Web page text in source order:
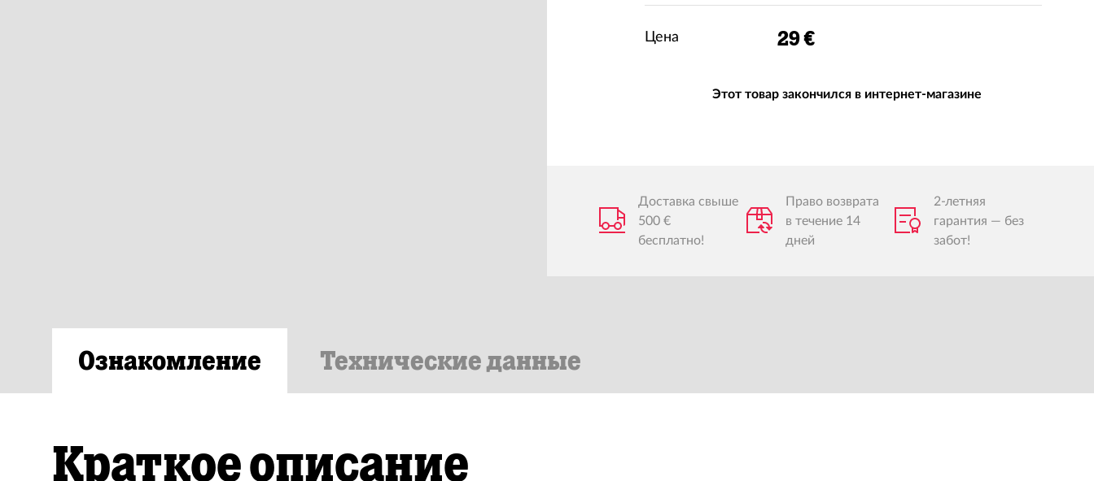
Цена 29 €
Этот товар закончился в интернет-магазине
Доставка свыше
500 €
бесплатно!
Право возврата
в течение 14
дней
2-летняя
гарантия — без
забот!
Ознакомление Технические данные
Краткое описание